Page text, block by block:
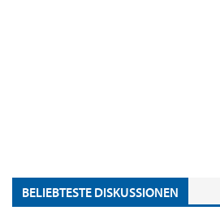
BELIEBTESTE DISKUSSIONEN